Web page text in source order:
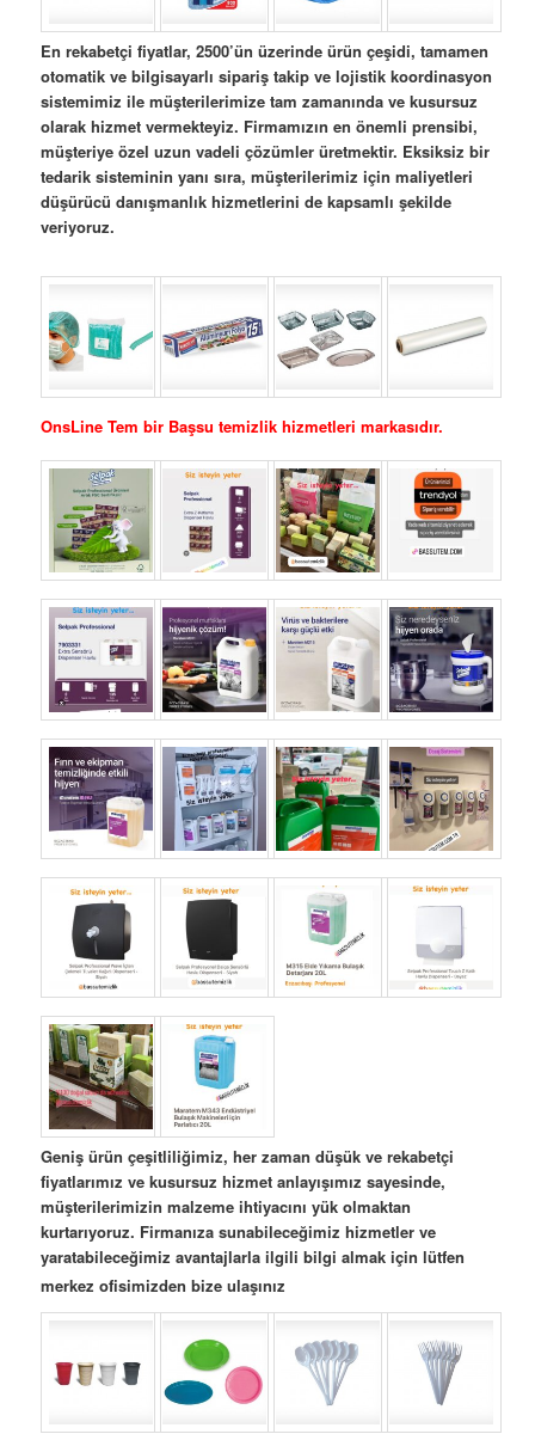
En rekabetçi fiyatlar, 2500’ün üzerinde ürün çeşidi, tamamen
otomatik ve bilgisayarlı sipariş takip ve lojistik koordinasyon
sistemimiz ile müşterilerimize tam zamanında ve kusursuz
olarak hizmet vermekteyiz. Firmamızın en önemli prensibi,
müşteriye özel uzun vadeli çözümler üretmektir. Eksiksiz bir
tedarik sisteminin yanı sıra, müşterilerimiz için maliyetleri
düşürücü danışmanlık hizmetlerini de kapsamlı şekilde
veriyoruz.
OnsLine Tem bir Başsu temizlik hizmetleri markasıdır.
Geniş ürün çeşitliliğimiz, her zaman düşük ve rekabetçi
fiyatlarımız ve kusursuz hizmet anlayışımız sayesinde,
müşterilerimizin malzeme ihtiyacını yük olmaktan
kurtarıyoruz. Firmanıza sunabileceğimiz hizmetler ve
yaratabileceğimiz avantajlarla ilgili bilgi almak için lütfen
merkez ofisimizden bize ulaşınız